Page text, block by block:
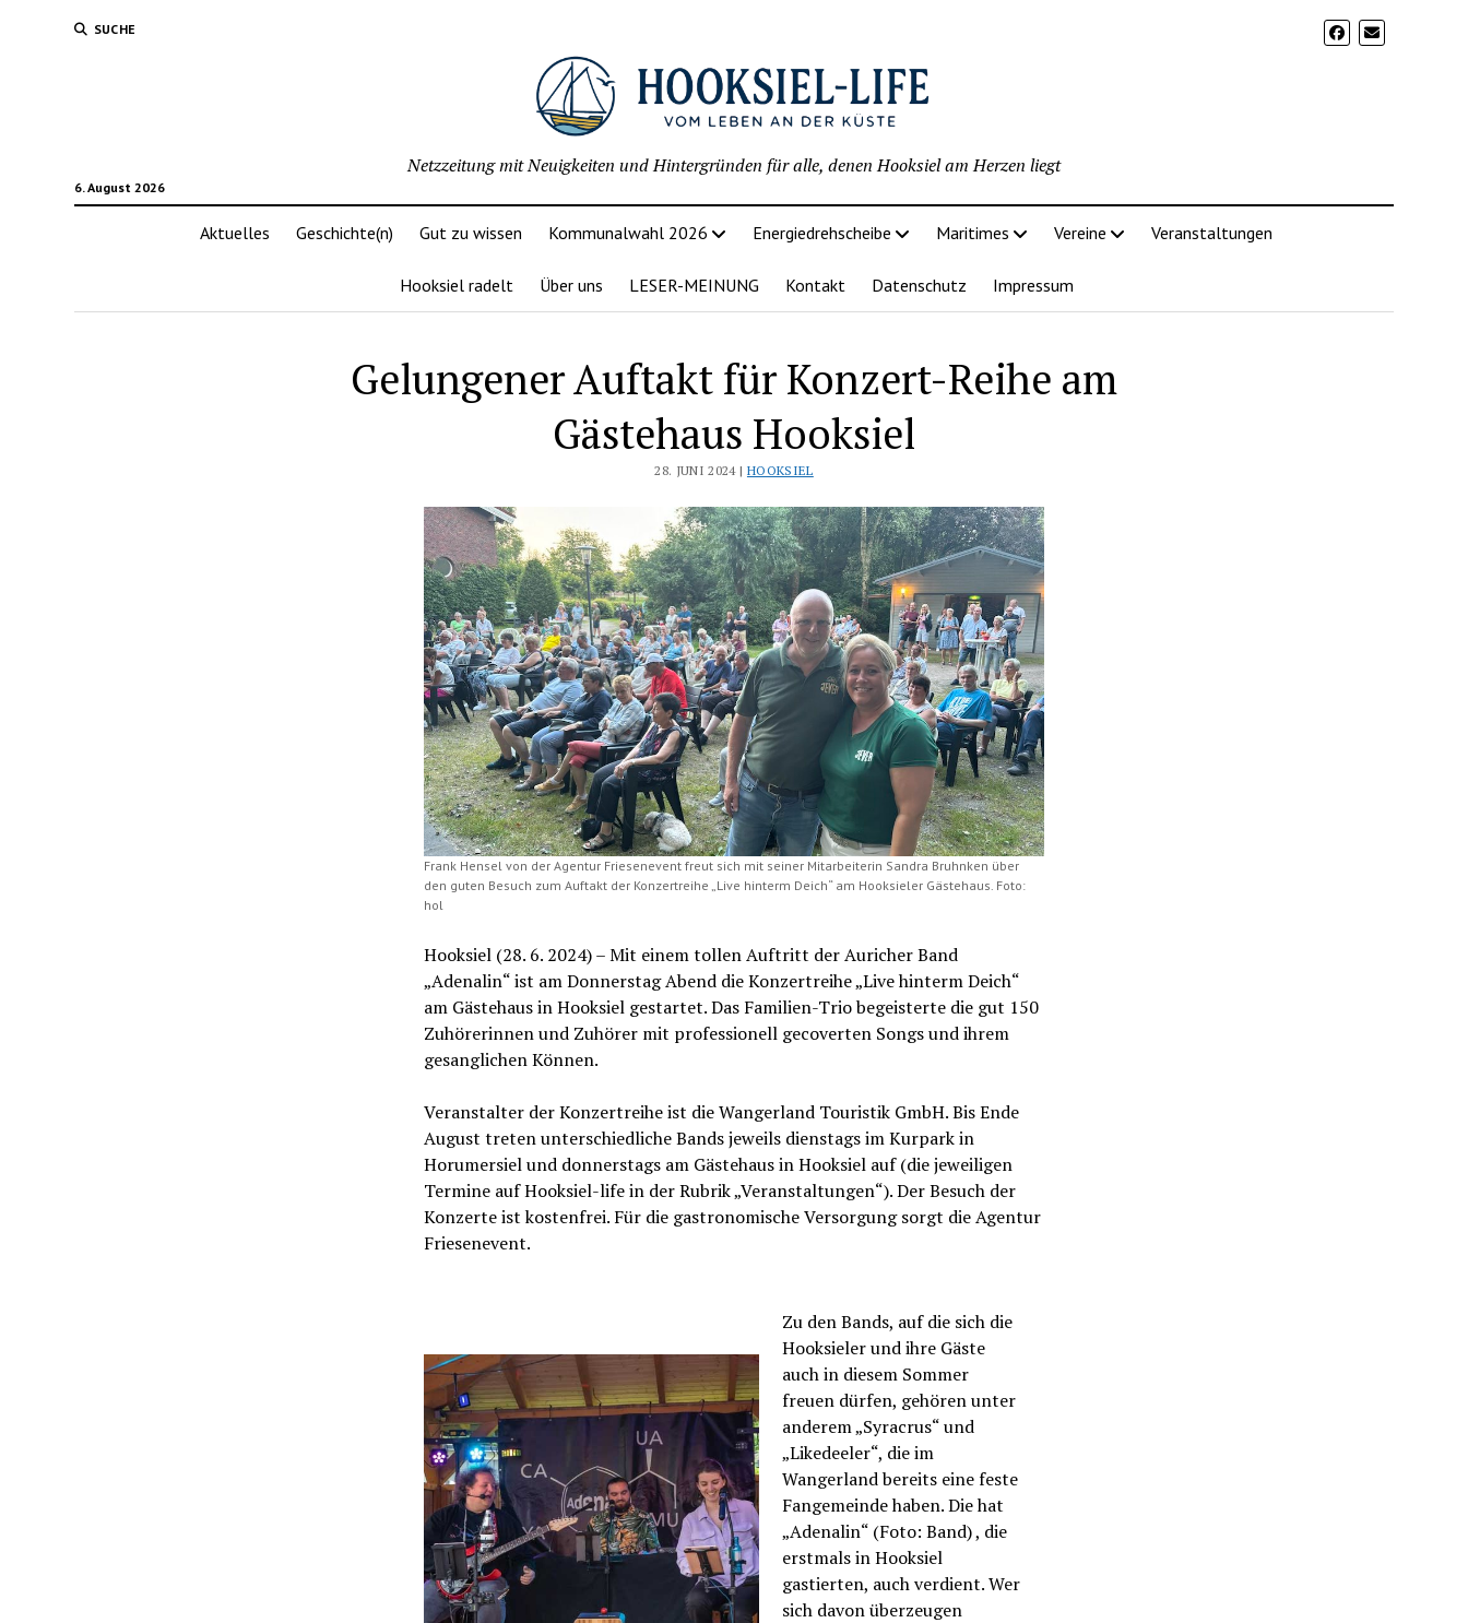
SUCHE
6. August 2026
Netzzeitung mit Neuigkeiten und Hintergründen für alle, denen Hooksiel am Herzen liegt
Aktuelles Geschichte(n) Gut zu wissen Kommunalwahl 2026 Energiedrehscheibe Maritimes Vereine Veranstaltungen
Hooksiel radelt Über uns LESER-MEINUNG Kontakt Datenschutz Impressum
Gelungener Auftakt für Konzert-Reihe am
Gästehaus Hooksiel
28. JUNI 2024 | HOOKSIEL
Frank Hensel von der Agentur Friesenevent freut sich mit seiner Mitarbeiterin Sandra Bruhnken über
den guten Besuch zum Auftakt der Konzertreihe „Live hinterm Deich“ am Hooksieler Gästehaus. Foto:
hol
Hooksiel (28. 6. 2024) – Mit einem tollen Auftritt der Auricher Band
„Adenalin“ ist am Donnerstag Abend die Konzertreihe „Live hinterm Deich“
am Gästehaus in Hooksiel gestartet. Das Familien-Trio begeisterte die gut 150
Zuhörerinnen und Zuhörer mit professionell gecoverten Songs und ihrem
gesanglichen Können.
Veranstalter der Konzertreihe ist die Wangerland Touristik GmbH. Bis Ende
August treten unterschiedliche Bands jeweils dienstags im Kurpark in
Horumersiel und donnerstags am Gästehaus in Hooksiel auf (die jeweiligen
Termine auf Hooksiel-life in der Rubrik „Veranstaltungen“). Der Besuch der
Konzerte ist kostenfrei. Für die gastronomische Versorgung sorgt die Agentur
Friesenevent.
Zu den Bands, auf die sich die
Hooksieler und ihre Gäste
auch in diesem Sommer
freuen dürfen, gehören unter
anderem „Syracrus“ und
„Likedeeler“, die im
Wangerland bereits eine feste
Fangemeinde haben. Die hat
„Adenalin“ (Foto: Band) , die
erstmals in Hooksiel
gastierten, auch verdient. Wer
sich davon überzeugen